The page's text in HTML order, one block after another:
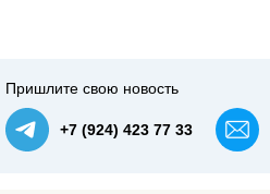
Пришлите свою новость
+7 (924) 423 77 33